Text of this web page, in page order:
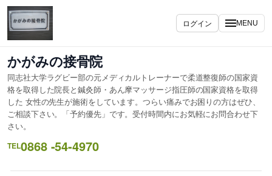
内
容
を
キ
ッ
プ
ログイン MENU
かがみの接骨院
同志社大学ラグビー部の元メディカルトレーナーで柔道整復師の国家資
格を取得した院長と鍼灸師・あん摩マッサージ指圧師の国家資格を取得
した 女性の先生が施術をしています。つらい痛みでお困りの方はぜひ、
ご相談下さい。「予約優先」です。受付時間内にお気軽にお問合わせ下
さい。
TEL0868 -54-4970